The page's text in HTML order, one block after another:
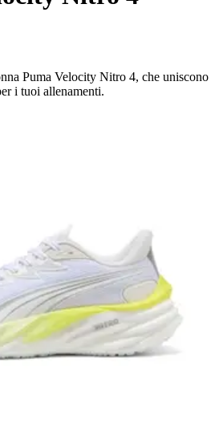
Puma Velocity Nitro 4, che uniscono
i tuoi allenamenti.